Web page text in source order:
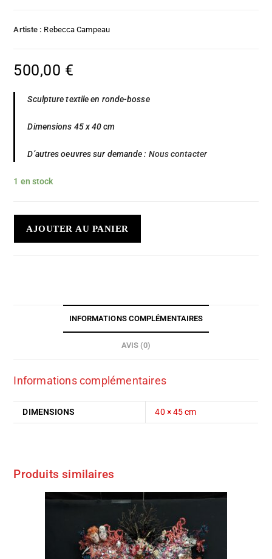
Artiste : Rebecca Campeau
500,00 €
Sculpture textile en ronde-bosse
Dimensions 45 x 40 cm
D’autres oeuvres sur demande : Nous contacter
1 en stock
AJOUTER AU PANIER
INFORMATIONS COMPLÉMENTAIRES
AVIS (0)
Informations complémentaires
DIMENSIONS 40 × 45 cm
Produits similaires